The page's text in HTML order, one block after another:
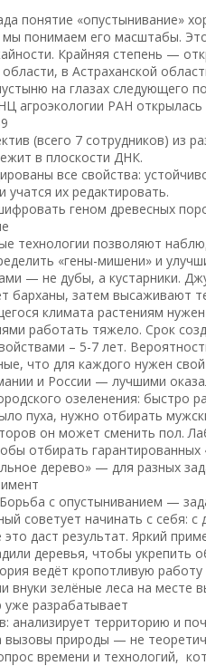
понятие «опустынивание»
понимаем его масштабы.
Крайняя степень —
в Астраханской
на глазах следующего
агроэкологии РАН
(всего 7 сотрудников) из
в плоскости ДНК.
все свойства:
их редактировать.
геном древесных
технологии позволяют
«гены-мишени» и
— не дубы, а кустарники.
барханы, затем высаживают
климата растениям нужен
работать тяжело. Срок
– 5-7 лет.
что для каждого нужен
и России — лучшими
озеленения: быстро
пуха, нужно отбирать
он может сменить пол.
отбирать гарантированных
дерево» — для разных
с опустыниванием —
советует начинать с себя:
это даст результат. Яркий
деревья, чтобы укрепить
ведёт кропотливую
внуки зелёные леса на
разрабатывает
анализирует территорию и
природы — не
времени и технологий,